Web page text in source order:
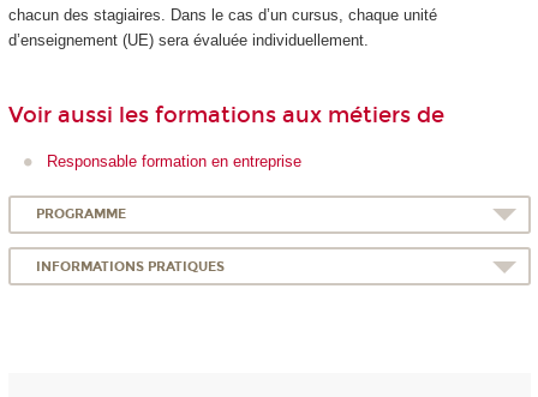
chacun des stagiaires. Dans le cas d’un cursus, chaque unité
d’enseignement (UE) sera évaluée individuellement.
Voir aussi les formations aux métiers de
Responsable formation en entreprise
PROGRAMME
INFORMATIONS PRATIQUES